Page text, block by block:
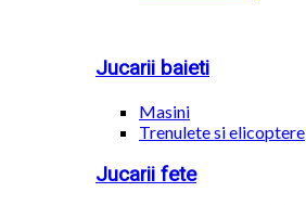
Jucarii baieti
Masini
Trenulete si elicoptere
Jucarii fete